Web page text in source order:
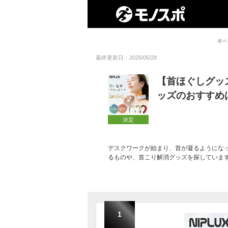
本
最終更新日：2026/05/28
決定
【首ほぐしグ
ッズのおすすめ
デスクワークが始まり、首が凝るようにな
るものや、首こり解消グッズを探していま
1